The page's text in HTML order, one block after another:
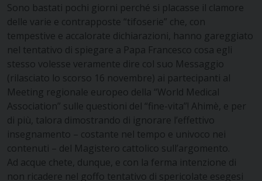
Sono bastati pochi giorni perché si placasse il clamore
delle varie e contrapposte “tifoserie” che, con
tempestive e accalorate dichiarazioni, hanno gareggiato
nel tentativo di spiegare a Papa Francesco cosa egli
stesso volesse veramente dire col suo Messaggio
(rilasciato lo scorso 16 novembre) ai partecipanti al
Meeting regionale europeo della “World Medical
Association” sulle questioni del “fine-vita”! Ahimè, e per
di più, talora dimostrando di ignorare l’effettivo
insegnamento – costante nel tempo e univoco nei
contenuti – del Magistero cattolico sull’argomento.
Ad acque chete, dunque, e con la ferma intenzione di
non ricadere nel goffo tentativo di spericolate esegesi